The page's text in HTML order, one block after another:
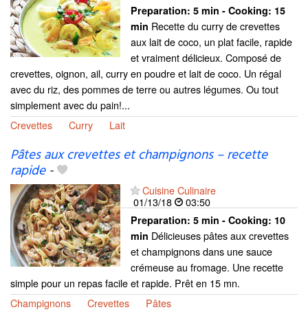
Preparation: 5 min - Cooking: 15
min Recette du curry de crevettes
aux lait de coco, un plat facile, rapide
et vraiment délicieux. Composé de
crevettes, oignon, ail, curry en poudre et lait de coco. Un régal
avec du riz, des pommes de terre ou autres légumes. Ou tout
simplement avec du pain!...
Crevettes
Curry Lait
Pâtes aux crevettes et champignons – recette
rapide-
Cuisine Culinaire
01/13/18
03:50
Preparation: 5 min - Cooking: 10
min Délicieuses pâtes aux crevettes
et champignons dans une sauce
crémeuse au fromage. Une recette
simple pour un repas facile et rapide. Prêt en 15 mn.
Champignons
Crevettes Pâtes